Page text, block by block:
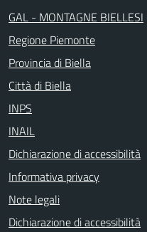
GAL - MONTAGNE BIELLESI
Regione Piemonte
Provincia di Biella
Città di Biella
INPS
INAIL
Dichiarazione di accessibilità
Informativa privacy
Note legali
Dichiarazione di accessibilità